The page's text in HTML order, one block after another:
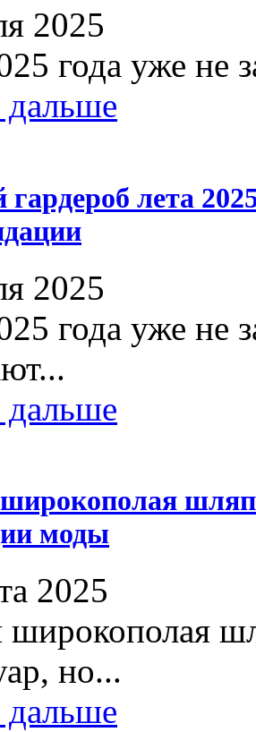
2025
года уже не
дальше
лета
2025
года уже не
дальше
моды
2025
широкополая
но...
дальше